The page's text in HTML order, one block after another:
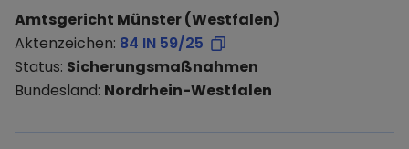
Amtsgericht Münster (Westfalen)
Aktenzeichen: 84 IN 59/25
Status: Sicherungsmaßnahmen
Bundesland: Nordrhein-Westfalen